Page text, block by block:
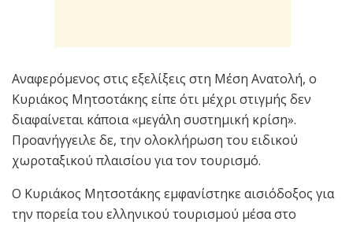
Αναφερόμενος στις εξελίξεις στη Μέση Ανατολή, ο
Κυριάκος Μητσοτάκης είπε ότι μέχρι στιγμής δεν
διαφαίνεται κάποια «μεγάλη συστημική κρίση».
Προανήγγειλε δε, την ολοκλήρωση του ειδικού
χωροταξικού πλαισίου για τον τουρισμό.
Ο Κυριάκος Μητσοτάκης εμφανίστηκε αισιόδοξος για
την πορεία του ελληνικού τουρισμού μέσα στο